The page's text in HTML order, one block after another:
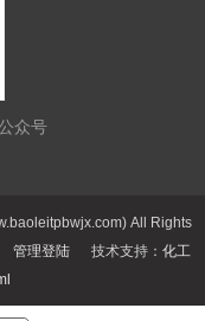
众号
All Rights
管理登陆 技术支持： 化工